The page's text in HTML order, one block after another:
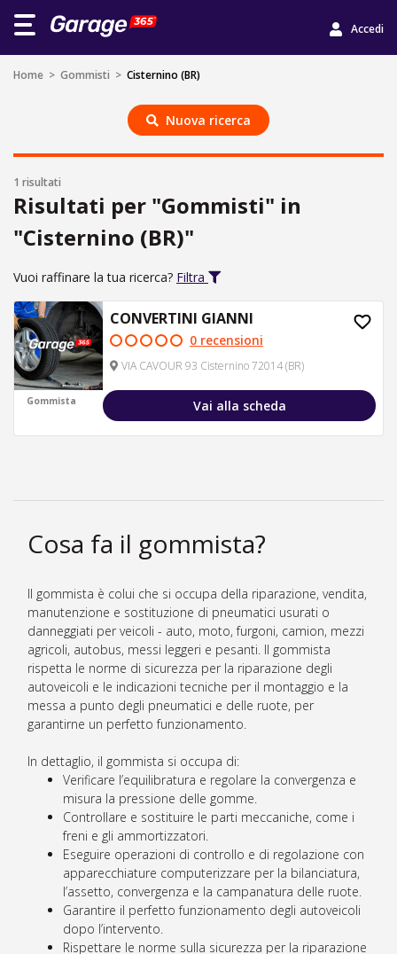
Accedi
Home > Gommisti > Cisternino (BR)
Nuova ricerca
1 risultati
Risultati per "Gommisti" in
"Cisternino (BR)"
Vuoi raffinare la tua ricerca? Filtra
Gommista
CONVERTINI GIANNI
0 recensioni
VIA CAVOUR 93 Cisternino 72014 (BR)
Vai alla scheda
Cosa fa il gommista?
Il gommista è colui che si occupa della riparazione, vendita,
manutenzione e sostituzione di pneumatici usurati o
danneggiati per veicoli - auto, moto, furgoni, camion, mezzi
agricoli, autobus, messi leggeri e pesanti. Il gommista
rispetta le norme di sicurezza per la riparazione degli
autoveicoli e le indicazioni tecniche per il montaggio e la
messa a punto degli pneumatici e delle ruote, per
garantirne un perfetto funzionamento.
In dettaglio, il gommista si occupa di:
Verificare l’equilibratura e regolare la convergenza e
misura la pressione delle gomme.
Controllare e sostituire le parti meccaniche, come i
freni e gli ammortizzatori.
Eseguire operazioni di controllo e di regolazione con
apparecchiature computerizzare per la bilanciatura,
l’assetto, convergenza e la campanatura delle ruote.
Garantire il perfetto funzionamento degli autoveicoli
dopo l’intervento.
Rispettare le norme sulla sicurezza per la riparazione